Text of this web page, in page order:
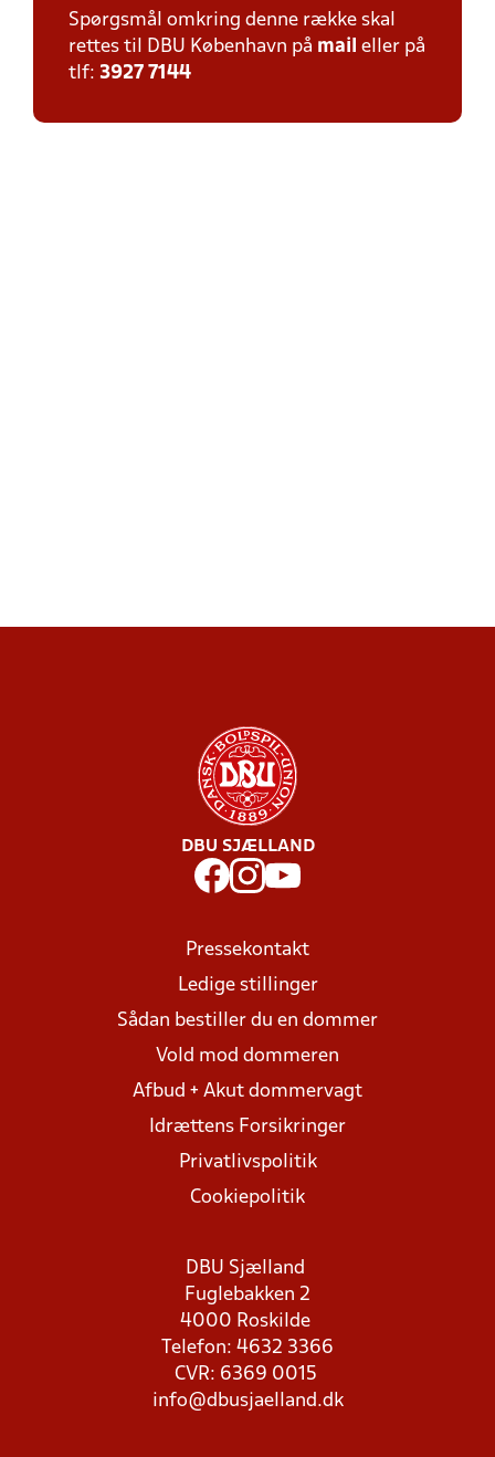
Spørgsmål omkring denne række skal
rettes til DBU København på mail eller på
tlf: 3927 7144
DBU SJÆLLAND
Pressekontakt
Ledige stillinger
Sådan bestiller du en dommer
Vold mod dommeren
Afbud + Akut dommervagt
Idrættens Forsikringer
Privatlivspolitik
Cookiepolitik
DBU Sjælland
Fuglebakken 2
4000 Roskilde
Telefon: 4632 3366
CVR: 6369 0015
info@dbusjaelland.dk